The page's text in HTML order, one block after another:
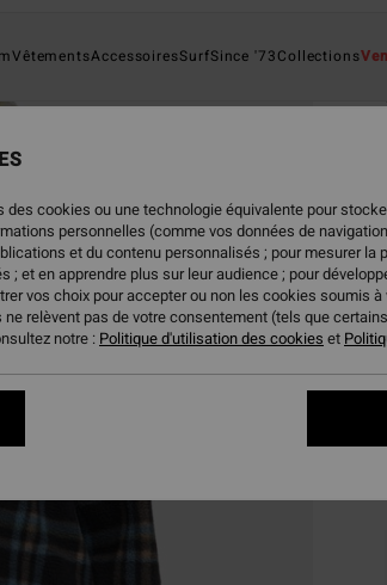
VêtementsAccessoiresSurfSince '73Collections
cookies ou une technologie équivalente pour
personnelles (comme vos données de
et du contenu personnalisés ; pour mesurer la
; et en apprendre plus sur leur audience ; pour
vos choix pour accepter ou non les cookies soumis
relèvent pas de votre consentement (tels que
notre : Politique d'utilisation des cookies et